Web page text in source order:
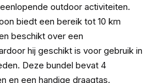
outdoor activiteiten.
biedt een bereik tot 10 km
beschikt over een
hij geschikt is voor gebruik in
Deze bundel bevat 4
en een handige draagtas.